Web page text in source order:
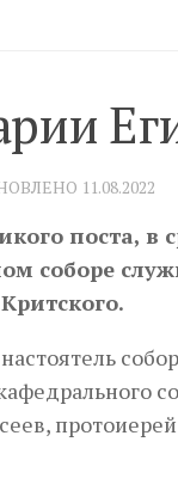
11.08.2022
поста, в
соборе